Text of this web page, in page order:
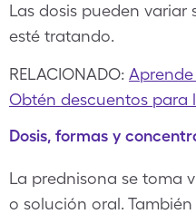
Las dosis pueden
esté tratando.
RELACIONADO:
Obtén descuentos para
Dosis, formas y
La prednisona se toma
o solución oral.